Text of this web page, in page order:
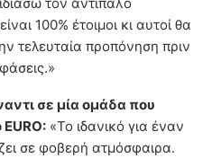
τον αντίπαλο
100% έτοιμοι κι αυτοί θα
τελευταία προπόνηση πριν
σε μία ομάδα που
«Το ιδανικό για έναν
σε φοβερή ατμόσφαιρα.